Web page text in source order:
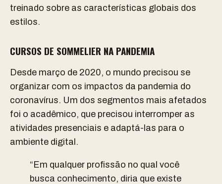
treinado sobre as características globais dos
estilos.
CURSOS DE SOMMELIER NA PANDEMIA
Desde março de 2020, o mundo precisou se
organizar com os impactos da pandemia do
coronavírus. Um dos segmentos mais afetados
foi o acadêmico, que precisou interromper as
atividades presenciais e adaptá-las para o
ambiente digital.
“Em qualquer profissão no qual você
busca conhecimento, diria que existe